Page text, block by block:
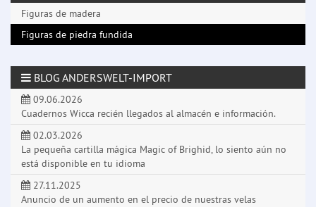
Figuras de madera
Figuras de piedra fundida
BLOG ANDERSWELT-IMPORT
09.06.2026
Cuadernos Wicca recién llegados al almacén e información.
02.03.2026
La pequeña cartilla mágica Magic of Brighid, lo siento aún no
está disponible en tu idioma
27.11.2025
Anuncio de un aumento en el precio de nuestras velas